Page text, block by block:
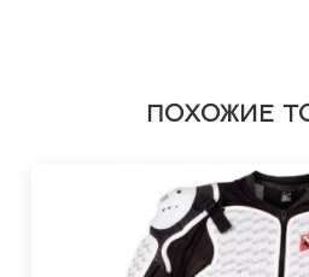
ПОХОЖИЕ